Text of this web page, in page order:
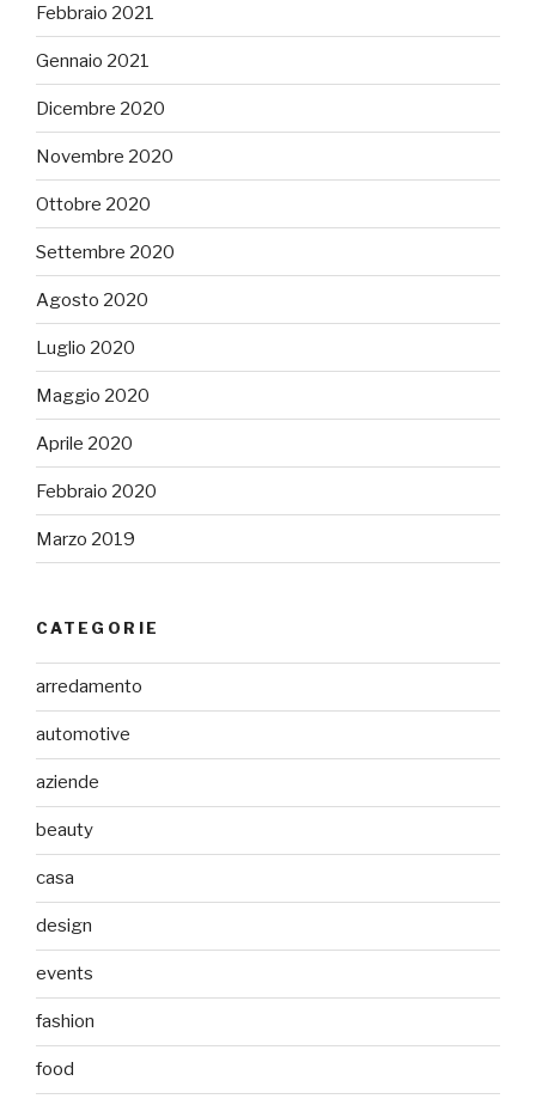
Febbraio 2021
Gennaio 2021
Dicembre 2020
Novembre 2020
Ottobre 2020
Settembre 2020
Agosto 2020
Luglio 2020
Maggio 2020
Aprile 2020
Febbraio 2020
Marzo 2019
CATEGORIE
arredamento
automotive
aziende
beauty
casa
design
events
fashion
food